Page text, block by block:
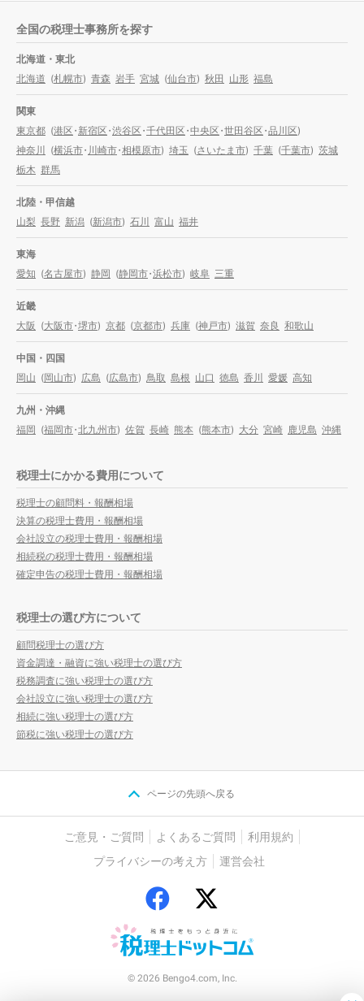
全国の税理士事務所を探す
北海道・東北
北海道 (札幌市) 青森 岩手 宮城 (仙台市) 秋田 山形 福島
関東
東京都 (港区・新宿区・渋谷区・千代田区・中央区・世田谷区・品川区)
神奈川
(横浜市・川崎市・相模原市) 埼玉 (さいたま市) 千葉 (千葉市) 茨城
栃木 群馬
北陸・甲信越
山梨 長野 新潟 (新潟市) 石川 富山 福井
東海
愛知 (名古屋市) 静岡 (静岡市・浜松市) 岐阜 三重
近畿
大阪 (大阪市・堺市) 京都 (京都市) 兵庫 (神戸市) 滋賀 奈良 和歌山
中国・四国
岡山 (岡山市) 広島 (広島市) 鳥取 島根 山口 徳島 香川 愛媛 高知
九州・沖縄
福岡 (福岡市・北九州市) 佐賀 長崎 熊本 (熊本市) 大分 宮崎 鹿児島 沖縄
税理士にかかる費用について
税理士の顧問料・報酬相場
決算の税理士費用・報酬相場
会社設立の税理士費用・報酬相場
相続税の税理士費用・報酬相場
確定申告の税理士費用・報酬相場
税理士の選び方について
顧問税理士の選び方
資金調達・融資に強い税理士の選び方
税務調査に強い税理士の選び方
会社設立に強い税理士の選び方
相続に強い税理士の選び方
節税に強い税理士の選び方
ページの先頭へ戻る
ご意見・ご質問 よくあるご質問
利用規約
プライバシーの考え方
運営会社
© 2026 Bengo4.com, Inc.